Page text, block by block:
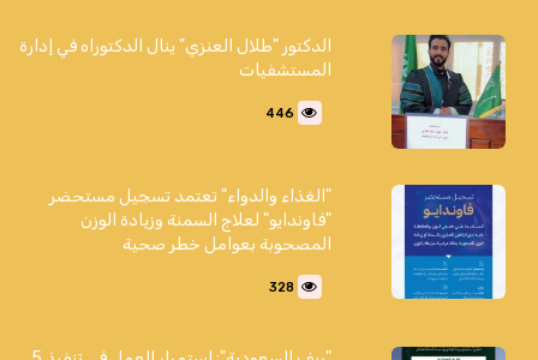
الدكتور "طلال العنزي" ينال الدكتوراه في إدارة
المستشفيات
446
"الغذاء والدواء" تعتمد تسجيل مستحضر
"فاوندايو" لعلاج السمنة وزيادة الوزن
المصحوبة بعوامل خطر صحية
328